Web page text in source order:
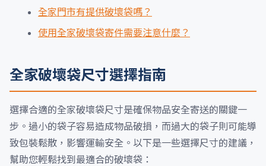
全家門市有提供破壞袋嗎？
使用全家破壞袋寄件需要注意什麼？
全家破壞袋尺寸選擇指南
選擇合適的全家破壞袋尺寸是確保物品安全寄送的關鍵一
步。過小的袋子容易造成物品破損，而過大的袋子則可能導
致包裝鬆散，影響運輸安全。以下是一些選擇尺寸的建議，
幫助您輕鬆找到最適合的破壞袋：